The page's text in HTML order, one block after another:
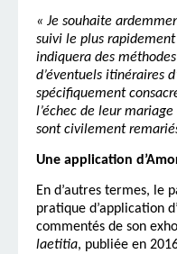
« Je souhaite
suivi le plus
indiquera des
d’éventuels itinéraires
spécifiquement
l’échec de leur
sont civilement
Une application
En d’autres termes, le
pratique d’application
commentés de son
laetitia, publiée en